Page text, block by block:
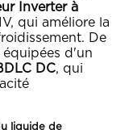
Inverter à
, qui améliore la
De
équipées d'un
DC, qui
liquide de